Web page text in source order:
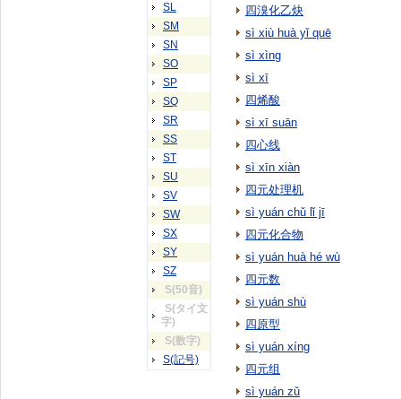
SL
SM
SN
SO
SP
SQ
SR
SS
ST
SU
SV
SW
SX
SY
SZ
S(50音)
S(タイ文
字)
S(数字)
S(記号)
四溴化乙炔
sì xiù huà yǐ quē
sì xìng
sì xī
四烯酸
sì xī suān
四心线
sì xīn xiàn
四元处理机
sì yuán chǔ lǐ jī
四元化合物
sì yuán huà hé wù
四元数
sì yuán shù
四原型
sì yuán xíng
四元组
sì yuán zǔ